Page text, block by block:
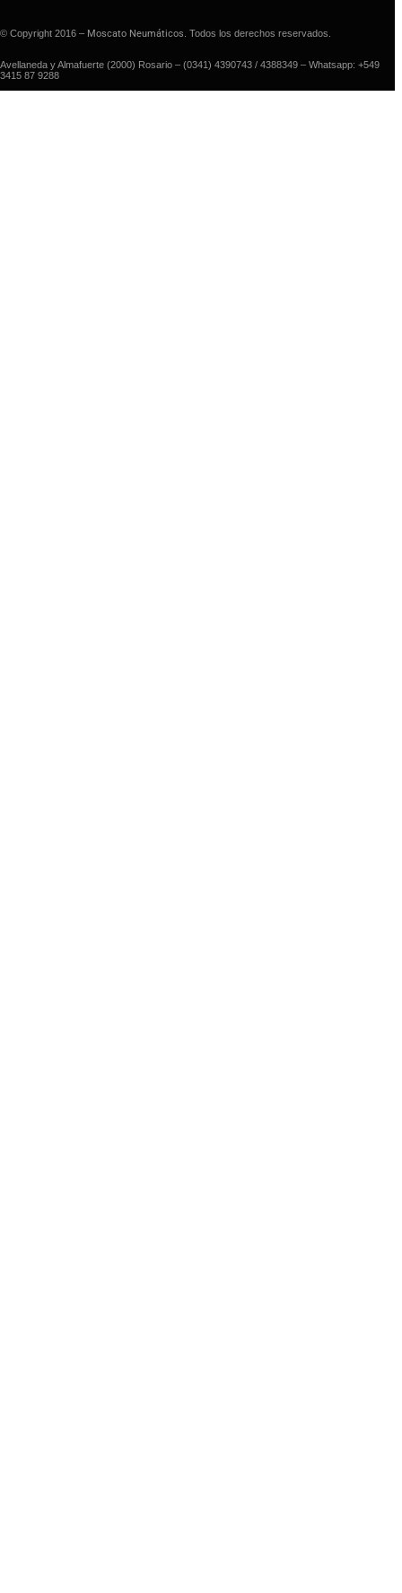
© Copyright 2016 – Moscato Neumáticos . Todos los derechos reservados.
Avellaneda y Almafuerte (2000) Rosario – (0341) 4390743 / 4388349 – Whatsapp: +549
3415 87 9288